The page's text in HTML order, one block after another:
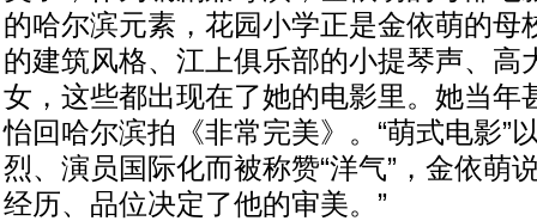
的哈尔滨元素，花园小学正是金依萌的母
的建筑风格、江上俱乐部的小提琴声、高
女，这些都出现在了她的电影里。她当年
怡回哈尔滨拍《非常完美》。“萌式电影”
烈、演员国际化而被称赞“洋气”，金依萌
经历、品位决定了他的审美。”